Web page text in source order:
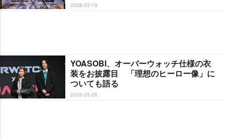
2026-03-19
YOASOBI、オーバーウォッチ仕様の衣
装をお披露目 「理想のヒーロー像」に
ついても語る
2026-05-28